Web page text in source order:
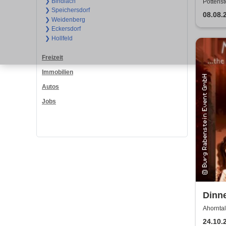
❯ Speichersdorf
❯ Weidenberg
❯ Eckersdorf
❯ Hollfeld
Freizeit
Immobilien
Autos
Jobs